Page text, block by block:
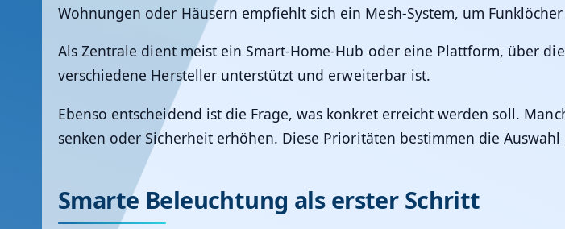
Wohnungen oder Häusern empfiehlt sich ein Mesh-System, um
Als Zentrale dient meist ein Smart-Home-Hub oder eine Plattform, über
verschiedene Hersteller unterstützt und erweiterbar ist.
Ebenso entscheidend ist die Frage, was konkret erreicht werden soll.
senken oder Sicherheit erhöhen. Diese Prioritäten bestimmen die Auswahl
Smarte Beleuchtung als erster Schritt